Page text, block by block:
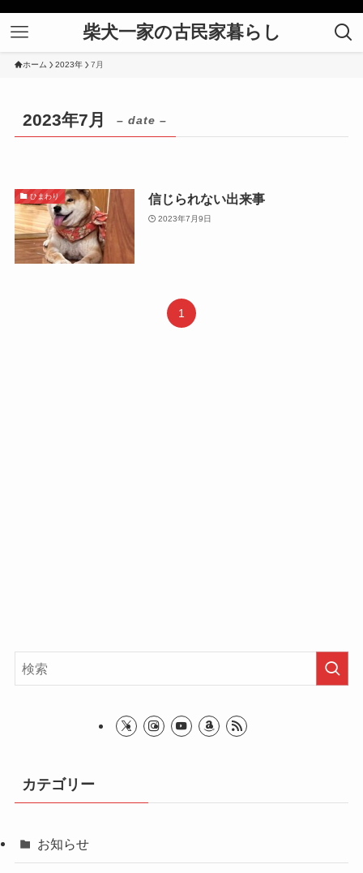
柴犬一家の古民家暮らし
ホーム 2023年 7月
2023年7月 – date –
ひまわり 信じられない出来事
2023年7月9日
1
カテゴリー
お知らせ